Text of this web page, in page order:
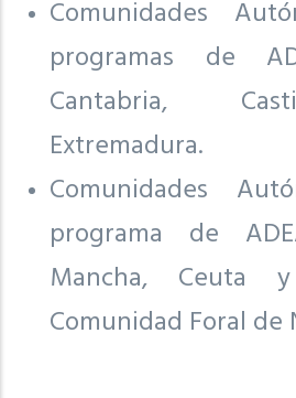
Comunidades
programas de
Cantabria,
Extremadura.
Comunidades
programa de
Mancha,
Comunidad Foral de